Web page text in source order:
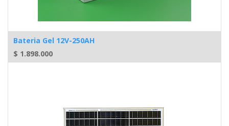
Bateria Gel 12V-250AH
$ 1.898.000